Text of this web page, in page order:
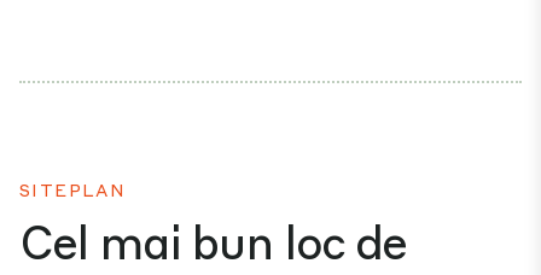
SITEPLAN
Cel mai bun loc de